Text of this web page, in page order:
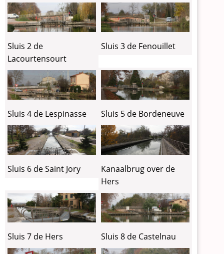
Sluis 2 de
Lacourtensourt
Sluis 3 de Fenouillet
Sluis 4 de Lespinasse Sluis 5 de Bordeneuve
Sluis 6 de Saint Jory
Kanaalbrug over de
Hers
Sluis 7 de Hers Sluis 8 de Castelnau